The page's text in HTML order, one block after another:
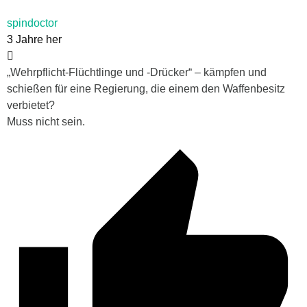
spindoctor
3 Jahre her
„Wehrpflicht-Flüchtlinge und -Drücker“ – kämpfen und
schießen für eine Regierung, die einem den Waffenbesitz
verbietet?
Muss nicht sein.